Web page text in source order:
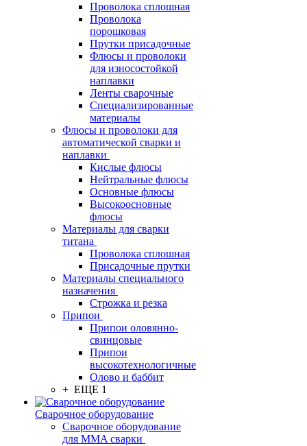
Проволока сплошная
Проволока
порошковая
Прутки присадочные
Флюсы и проволоки
для износостойкой
наплавки
Ленты сварочные
Специализированные
материалы
Флюсы и проволоки для
автоматической сварки и
наплавки
Кислые флюсы
Нейтральные флюсы
Основные флюсы
Высокоосновные
флюсы
Материалы для сварки
титана
Проволока сплошная
Присадочные прутки
Материалы специального
назначения
Строжка и резка
Припои
Припои оловянно-
свинцовые
Припои
высокотехнологичные
Олово и баббит
+ ЕЩЕ 1
Сварочное оборудование
Сварочное оборудование
для MMA сварки